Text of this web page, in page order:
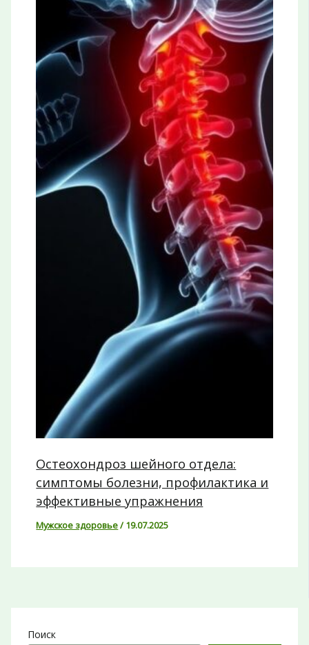
Остеохондроз шейного отдела:
симптомы болезни, профилактика и
эффективные упражнения
Мужское здоровье/ 19.07.2025
Поиск